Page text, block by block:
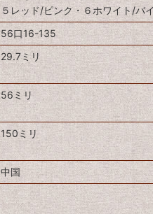
５レッド/ピンク・６ホワイト/バ
56口16-135
29.7ミリ
56ミリ
150ミリ
中国